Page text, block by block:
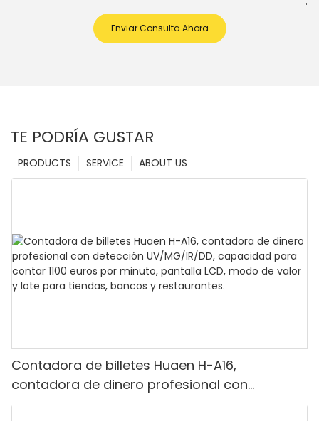
Enviar Consulta Ahora
TE PODRÍA GUSTAR
ABOUT US
SERVICE
PRODUCTS
Contadora de billetes Huaen H-A16,
contadora de dinero profesional con
detección UV/MG/IR/DD, capacidad para